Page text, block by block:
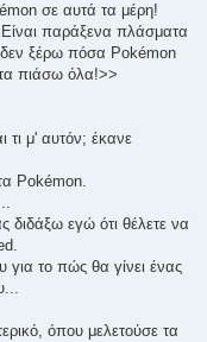
σε αυτά τα μέρη!
παράξενα πλάσματα
δεν ξέρω πόσα Pokémon
πιάσω όλα!>>
τι μ' αυτόν; έκανε
Pokémon.
διδάξω εγώ ότι θέλετε να
το πώς θα γίνει ένας
όπου μελετούσε τα